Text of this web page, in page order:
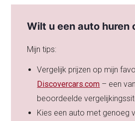
Wilt u een auto huren
Mijn tips:
Vergelijk prijzen op mijn
Discovercars.com – een
beoordeelde
Kies een auto met genoeg